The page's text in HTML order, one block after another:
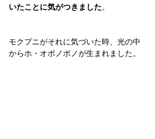
いたことに気がつきました。
モクプニがそれに気づいた時、光の中
からホ・オポノポノが生まれました。